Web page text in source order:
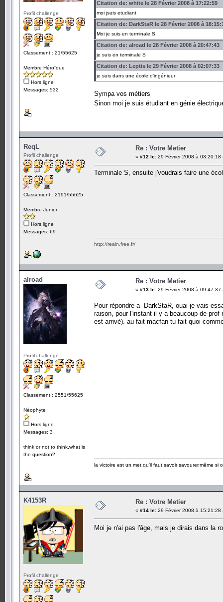
Profil challenge
Classement : 21/55625
Membre Héroïque
Hors ligne
Messages: 532
Citation de: white le 28 Février 2008 à 17:22:59
moi jsuis etudiant
Citation de: DarkStaR le 28 Février 2008 à
Moi je suis en terminale S
Citation de: alroad le 28 Février 2008 à 20:47:43
je suis en terminale S
Citation de: Leptis le 29 Février 2008 à 02:07:33
je suis dans une école d'ingénieur
Sympa vos métiers
Sinon moi je suis étudiant en génie
ReqL
Profil challenge
Classement : 2191/55625
Membre Junior
Hors ligne
Messages: 69
Re : Votre Metier
« #12 le: 29 Février 2008 à 03:20:18
Terminale S, ensuite j'voudrais faire une
http://realn.free.fr/
alroad
Profil challenge
Classement : 2551/55625
Néophyte
Hors ligne
Messages: 3
think or not to think,what is
the question?
Re : Votre Metier
« #13 le: 29 Février 2008 à 09:47:37
Pour répondre a DarkStaR, ouai je vais
raison, pour l'instant il y a beaucoup de
est arrivé). au fait macfan tu fait quoi
la victoire est un met qu'il faut savoir savourer,même si
K4153R
Profil challenge
Re : Votre Metier
« #14 le: 29 Février 2008 à 15:21:28
Moi je n'ai pas l'âge, mais je dirais dans la